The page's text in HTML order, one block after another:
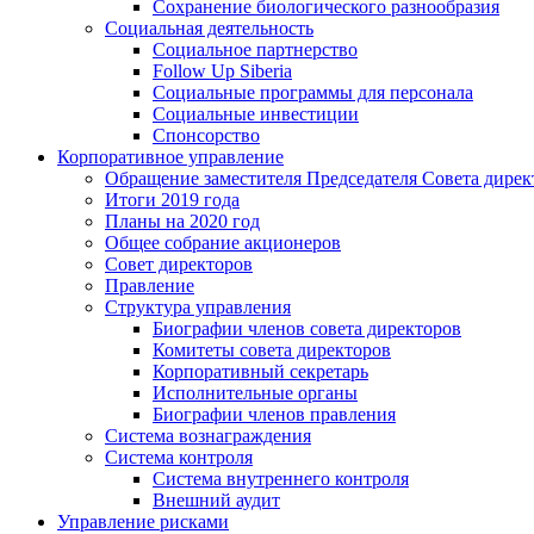
Сохранение биологического разнообразия
Социальная деятельность
Социальное партнерство
Follow Up Siberia
Социальные программы для персонала
Социальные инвестиции
Спонсорство
Корпоративное управление
Обращение заместителя Председателя Совета
Итоги 2019 года
Планы на 2020 год
Общее собрание акционеров
Совет директоров
Правление
Структура управления
Биографии членов совета директоров
Комитеты совета директоров
Корпоративный секретарь
Исполнительные органы
Биографии членов правления
Система вознаграждения
Система контроля
Система внутреннего контроля
Внешний аудит
Управление рисками